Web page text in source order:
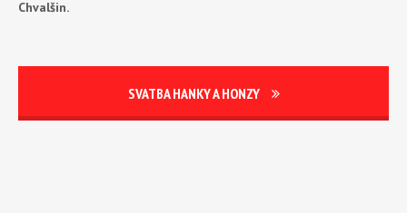
Chvalšin.
SVATBA HANKY A HONZY